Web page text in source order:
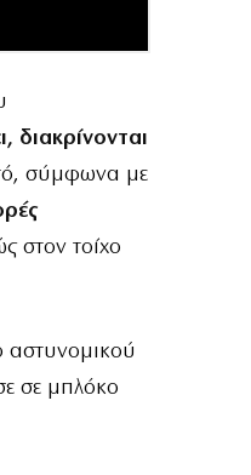
διακρίνονται
σύμφωνα με
στον τοίχο
αστυνομικού
σε μπλόκο